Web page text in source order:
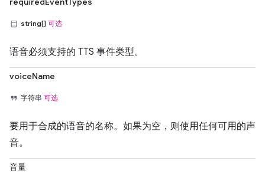
string[] 可选
语音必须支持的 TTS 事件类型。
voiceName
字符串 可选
要用于合成的语音的名称。如果为空，则使用任何可用的声
音。
音量